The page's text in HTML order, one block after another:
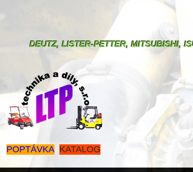
DEUTZ, LISTER-PETTER, MITSUBISHI,
POPTÁVKA KATALOG